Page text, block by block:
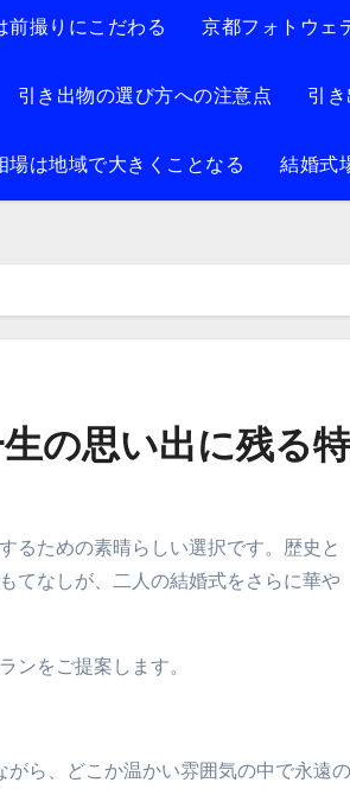
前撮りにこだわる 京都フォトウェ
引き出物の選び方への注意点 引
場は地域で大きくことなる 結婚式
の思い出に残る特
るための素晴らしい選択です。歴史と
てなしが、二人の結婚式をさらに華や
ンをご提案します。
ら、どこか温かい雰囲気の中で永遠の